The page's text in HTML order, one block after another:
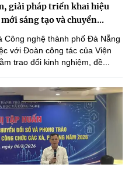
giải pháp triển khai hiệu
sáng tạo và chuyển...
Công nghệ thành phố Đà Nẵng
với Đoàn công tác của Viện
trao đổi kinh nghiệm, đề...